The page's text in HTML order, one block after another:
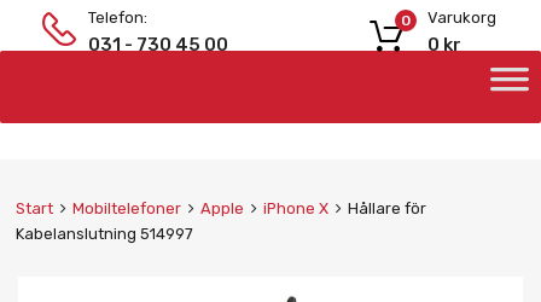
Telefon:
031 - 730 45 00
Varukorg
0 kr
0
Start Mobiltelefoner Apple iPhone X
Hållare för
Kabelanslutning 514997